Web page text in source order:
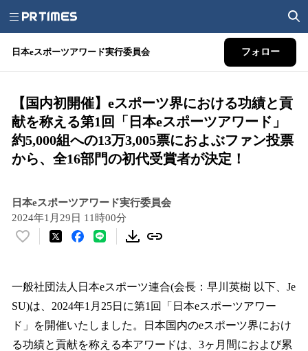
日本eスポーツアワード実行委員会 フォロー
【国内初開催】eスポーツ界における功績と貢
献を称える第1回「日本eスポーツアワード」
約5,000組への13万3,005票におよぶファン投票
から、全16部門の初代受賞者が決定！
日本eスポーツアワード実行委員会
2024年1月29日 11時00分
い
！
数
を
読
み
一般社団法人日本eスポーツ連合(会長：早川英樹 以下、Je
SU)は、2024年1月25日に第1回「日本eスポーツアワー
ド」を開催いたしました。日本国内のeスポーツ界におけ
る功績と貢献を称える本アワードは、3ヶ月間におよび累